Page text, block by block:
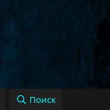
Поиск